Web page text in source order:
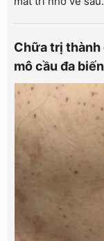
Chữa trị thành
mô cầu đa